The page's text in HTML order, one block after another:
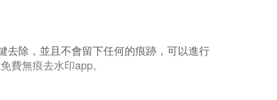
去除，並且不會留下任何的痕跡，可以進行
費無痕去水印app。